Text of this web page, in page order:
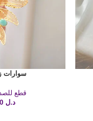
إضافة إلى السلةسوارات
قطع
د.ل